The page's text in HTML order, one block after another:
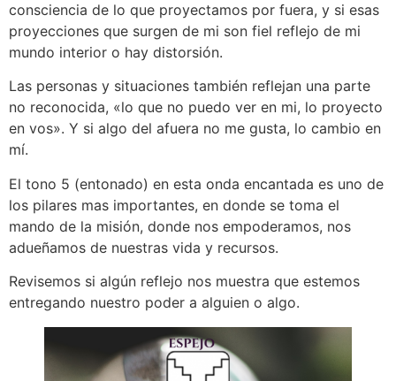
consciencia de lo que proyectamos por fuera, y si esas
proyecciones que surgen de mi son fiel reflejo de mi
mundo interior o hay distorsión.
Las personas y situaciones también reflejan una parte
no reconocida, «lo que no puedo ver en mi, lo proyecto
en vos». Y si algo del afuera no me gusta, lo cambio en
mí.
El tono 5 (entonado) en esta onda encantada es uno de
los pilares mas importantes, en donde se toma el
mando de la misión, donde nos empoderamos, nos
adueñamos de nuestras vida y recursos.
Revisemos si algún reflejo nos muestra que estemos
entregando nuestro poder a alguien o algo.